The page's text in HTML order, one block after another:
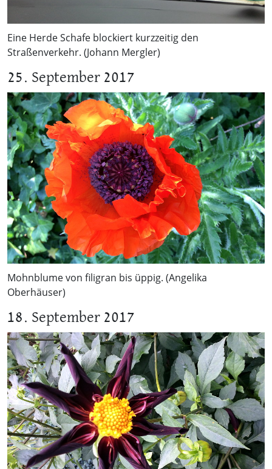
Eine Herde Schafe blockiert kurzzeitig den
Straßenverkehr. (Johann Mergler)
25. September 2017
Mohnblume von filigran bis üppig. (Angelika
Oberhäuser)
18. September 2017